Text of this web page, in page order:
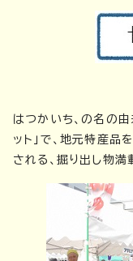
はつかいち、の名の
ット」で、地元特産品
される、掘り出し物満